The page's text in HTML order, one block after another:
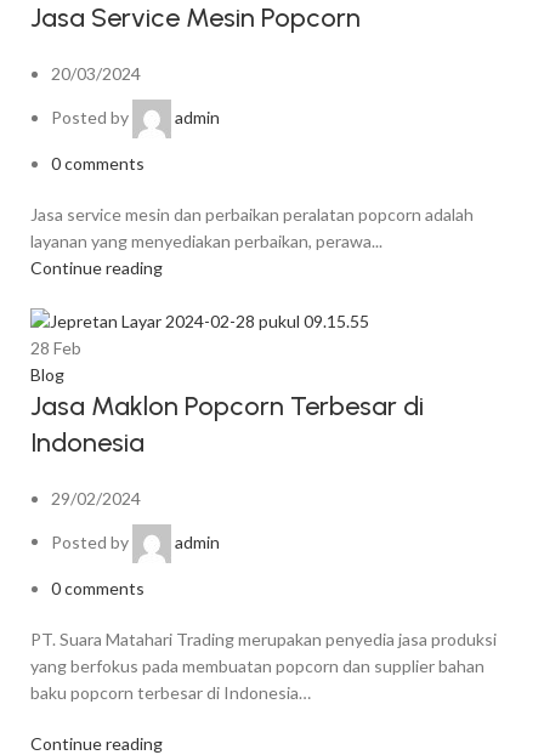
Jasa Service Mesin Popcorn
20/03/2024
Posted by admin
0comments
Jasa service mesin dan perbaikan peralatan popcorn adalah
layanan yang menyediakan perbaikan, perawa...
Continue reading
28 Feb
Blog
Jasa Maklon Popcorn Terbesar di
Indonesia
29/02/2024
Posted by admin
0comments
PT. Suara Matahari Trading merupakan penyedia jasa produksi
yang berfokus pada membuatan popcorn dan supplier bahan
baku popcorn terbesar di Indonesia…
Continue reading